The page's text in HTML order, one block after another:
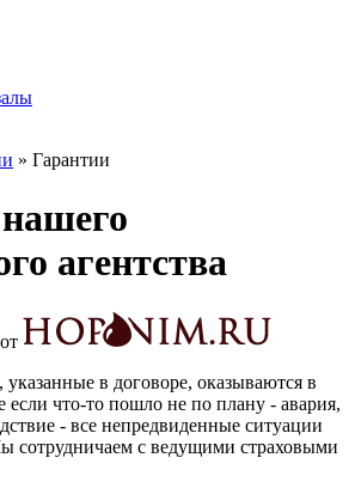
» Гарантии
агентства
в договоре, оказываются в
что-то пошло не по плану - авария,
- все непредвиденные ситуации
сотрудничаем с ведущими страховыми